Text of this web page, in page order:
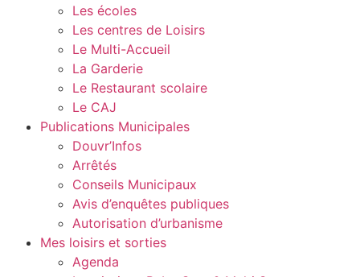
Les écoles
Les centres de Loisirs
Le Multi-Accueil
La Garderie
Le Restaurant scolaire
Le CAJ
Publications Municipales
Douvr’Infos
Arrêtés
Conseils Municipaux
Avis d’enquêtes publiques
Autorisation d’urbanisme
Mes loisirs et sorties
Agenda